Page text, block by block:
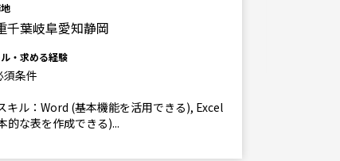
千葉岐阜愛知静岡
・求める経験
条件
キル：Word (基本機能を活用できる), Excel
的な表を作成できる)...